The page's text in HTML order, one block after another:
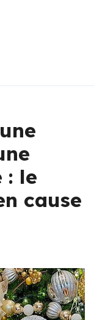
: le
cause